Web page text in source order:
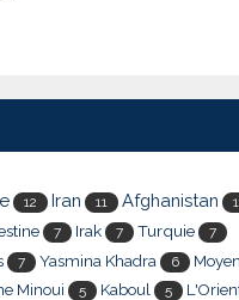
12 Iran 11 Afghanistan
7 Irak 7 Turquie 7
7 Yasmina Khadra 6
Minoui 5 Kaboul 5